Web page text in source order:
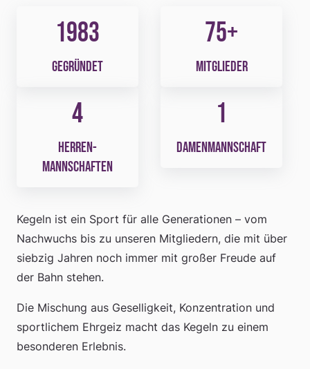
1983
gegründet
75+
Mitglieder
4
Herren­
mannschaften
1
Damen­mannschaft
Kegeln ist ein Sport für alle Generationen – vom
Nachwuchs bis zu unseren Mitgliedern, die mit über
siebzig Jahren noch immer mit großer Freude auf
der Bahn stehen.
Die Mischung aus Geselligkeit, Konzentration und
sportlichem Ehrgeiz macht das Kegeln zu einem
besonderen Erlebnis.